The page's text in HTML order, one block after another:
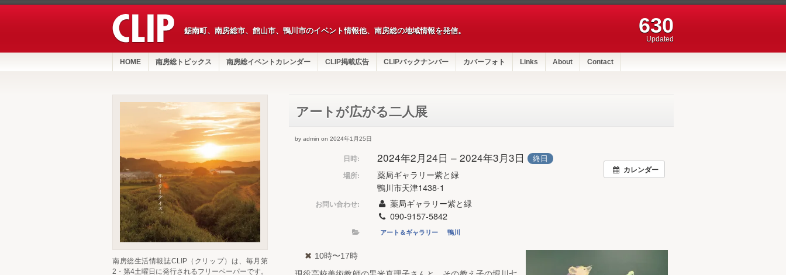
鋸南町、南房総市、館山市、鴨川市のイベント情報他、南房総の地域情報を発信。 630
Updated
HOME 南房総トピックス 南房総イベントカレンダー CLIP掲載広告 CLIPバックナンバー カバーフォト Links About Contact
アートが広がる二人展
by admin on 2024年1月25日
カレンダー
日時: 2024年2月24日 – 2024年3月3日 終日
場所:
薬局ギャラリー紫と緑
鴨川市天津1438-1
お問い合わせ:
薬局ギャラリー紫と緑
090-9157-5842
アート＆ギャラリー 鴨川
10時〜17時
南房総生活情報誌CLIP（クリップ）は、毎月第
2・第4土曜日に発行されるフリーペーパーです。